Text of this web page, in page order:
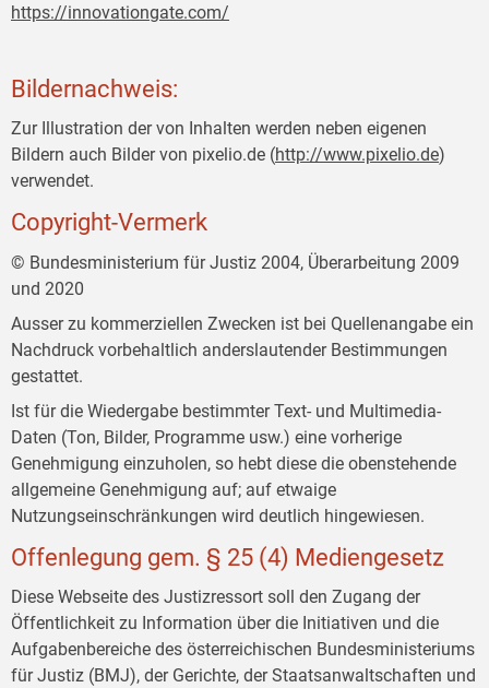
https://innovationgate.com/
Bildernachweis:
Zur Illustration der von Inhalten werden neben eigenen
Bildern auch Bilder von pixelio.de (http://www.pixelio.de)
verwendet.
Copyright-Vermerk
© Bundesministerium für Justiz 2004, Überarbeitung 2009
und 2020
Ausser zu kommerziellen Zwecken ist bei Quellenangabe ein
Nachdruck vorbehaltlich anderslautender Bestimmungen
gestattet.
Ist für die Wiedergabe bestimmter Text- und Multimedia-
Daten (Ton, Bilder, Programme usw.) eine vorherige
Genehmigung einzuholen, so hebt diese die obenstehende
allgemeine Genehmigung auf; auf etwaige
Nutzungseinschränkungen wird deutlich hingewiesen.
Offenlegung gem. § 25 (4) Mediengesetz
Diese Webseite des Justizressort soll den Zugang der
Öffentlichkeit zu Information über die Initiativen und die
Aufgabenbereiche des österreichischen Bundesministeriums
für Justiz (BMJ), der Gerichte, der Staatsanwaltschaften und